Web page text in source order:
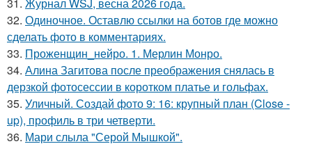
32. Одиночное. Оставлю ссылки на ботов где можно
сделать фото в комментариях.
33. Проженщин_нейро. 1. Мерлин Монро.
34. Алина Загитова после преображения снялась в
дерзкой фотосессии в коротком платье и гольфах.
35. Уличный. Создай фото 9: 16: крупный план (Close -
up), профиль в три четверти.
36. Мари слыла "Серой Мышкой".